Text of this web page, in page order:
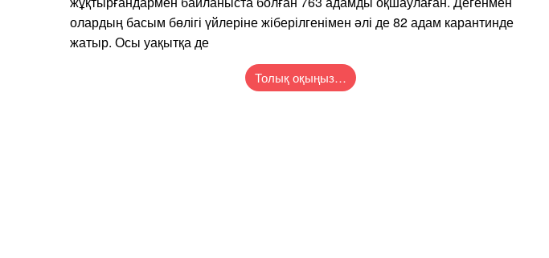
олардың басым бөлігі үйлеріне жіберілгенімен әлі де 82 адам карантинде
жатыр. Осы уақытқа де
Толық оқыңыз…